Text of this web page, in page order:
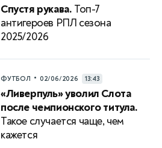
Спустя рукава. Топ-7
антигероев РПЛ сезона
2025/2026
ФУТБОЛ • 02/06/2026 13:43
«Ливерпуль» уволил Слота
после чемпионского титула.
Такое случается чаще, чем
кажется